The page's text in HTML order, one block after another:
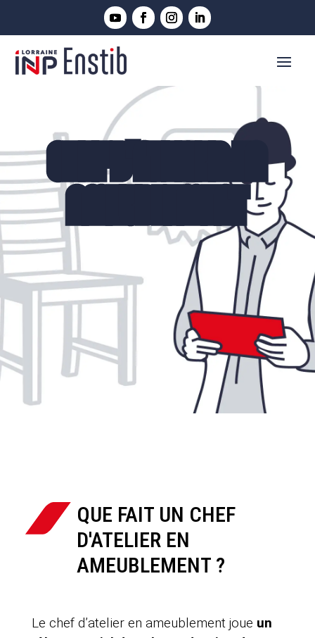
CHEF D'ATELIER EN
QUE FAIT UN CHEF
D'ATELIER EN
AMEUBLEMENT ?
Le chef d’atelier en ameublement joue un